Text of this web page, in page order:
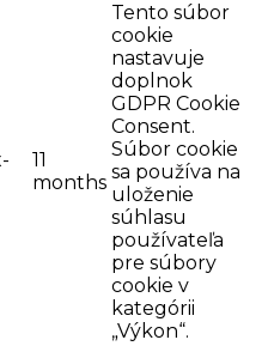
11
months
Tento súbor
cookie
nastavuje
doplnok
GDPR Cookie
Consent.
Súbor cookie
sa používa na
uloženie
súhlasu
používateľa
pre súbory
cookie v
kategórii
„Výkon“.